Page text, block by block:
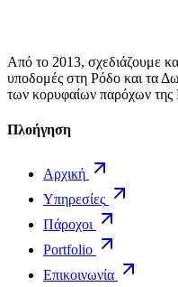
Από το 2013, σχεδιάζουμε
υποδομές στη Ρόδο και τα
των κορυφαίων παρόχων της
Πλοήγηση
Αρχική
Υπηρεσίες
Πάροχοι
Portfolio
Επικοινωνία